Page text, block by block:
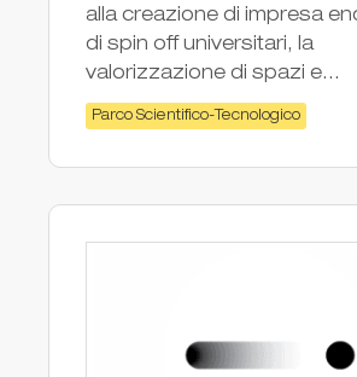
alla creazione di impresa
di spin off universitari, la
valorizzazione di spazi e...
Parco Scientifico-Tecnologico